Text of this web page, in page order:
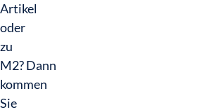
Artikel
oder
zu
M2? Dann
kommen
Sie